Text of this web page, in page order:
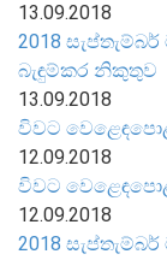
සමස්ත විග්‍රහය
බැංකුවේ
දැක්ම,
අරමුණු
කාර්යයන්
සංවිධාන
13.09.2018
2018
බැඳුම්කර නිකුතුව
13.09.2018
විවට
12.09.2018
විවට
12.09.2018
2018